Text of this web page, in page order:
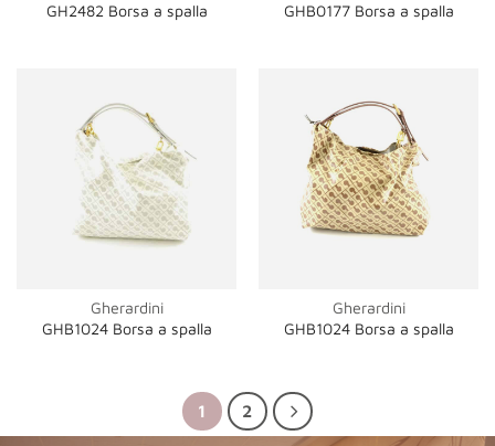
GH2482 Borsa a spalla
GHB0177 Borsa a spalla
Gherardini
GHB1024 Borsa a spalla
Gherardini
GHB1024 Borsa a spalla
1 2